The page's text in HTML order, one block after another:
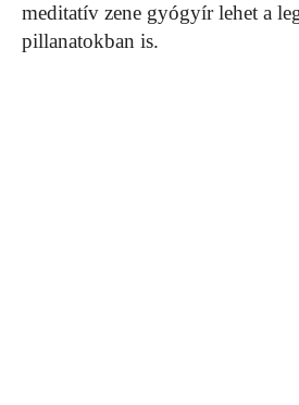
meditatív zene gyógyír lehet a
pillanatokban is.